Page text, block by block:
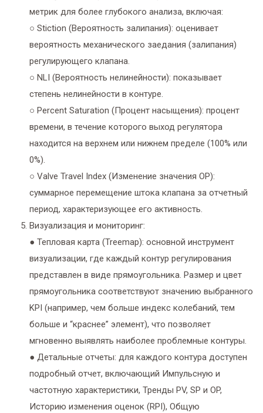
метрик для более глубокого анализа, включая:
○ Stiction (Вероятность залипания): оценивает
вероятность механического заедания (залипания)
регулирующего клапана.
○ NLI (Вероятность нелинейности): показывает
степень нелинейности в контуре.
○ Percent Saturation (Процент насыщения): процент
времени, в течение которого выход регулятора
находится на верхнем или нижнем пределе (100% или
0%).
○ Valve Travel Index (Изменение значения ОР):
суммарное перемещение штока клапана за отчетный
период, характеризующее его активность.
Визуализация и мониторинг:
● Тепловая карта (Treemap): основной инструмент
визуализации, где каждый контур регулирования
представлен в виде прямоугольника. Размер и цвет
прямоугольника соответствуют значению выбранного
KPI (например, чем больше индекс колебаний, тем
больше и “краснее” элемент), что позволяет
мгновенно выявлять наиболее проблемные контуры.
● Детальные отчеты: для каждого контура доступен
подробный отчет, включающий Импульсную и
частотную характеристики, Тренды PV, SP и OP,
Историю изменения оценок (RPI), Общую